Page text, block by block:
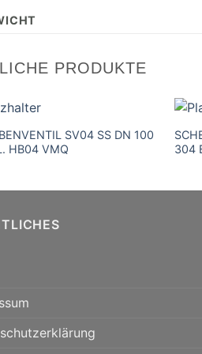
PRODUKTE
SV04 SS DN 100
HB04 VMQ
304